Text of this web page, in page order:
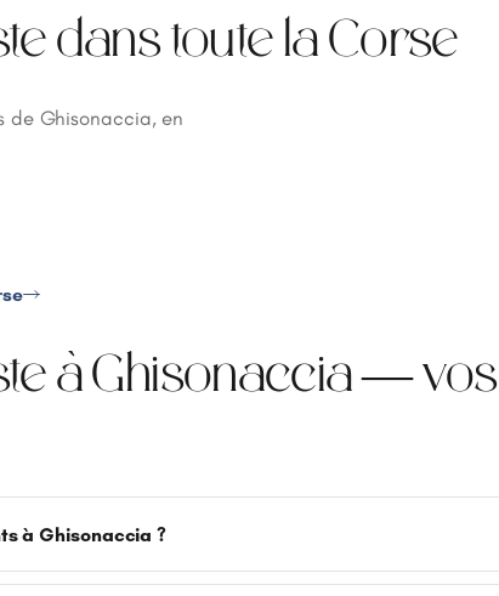
dans toute la Corse
de Ghisonaccia, en
à Ghisonaccia — vos
à Ghisonaccia ?